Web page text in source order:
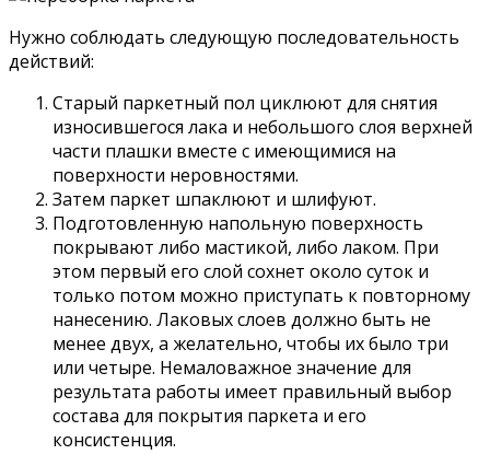
Нужно соблюдать следующую последовательность
действий:
Старый паркетный пол циклюют для снятия
износившегося лака и небольшого слоя верхней
части плашки вместе с имеющимися на
поверхности неровностями.
Затем паркет шпаклюют и шлифуют.
Подготовленную напольную поверхность
покрывают либо мастикой, либо лаком. При
этом первый его слой сохнет около суток и
только потом можно приступать к повторному
нанесению. Лаковых слоев должно быть не
менее двух, а желательно, чтобы их было три
или четыре. Немаловажное значение для
результата работы имеет правильный выбор
состава для покрытия паркета и его
консистенция.